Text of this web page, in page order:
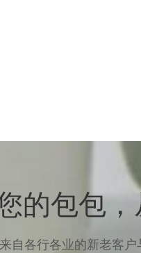
的包包，
自各行各业的新老客